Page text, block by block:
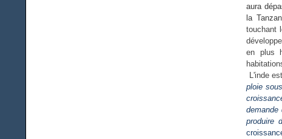
aura
la
touchant
en plus
L'inde
ploie
produire